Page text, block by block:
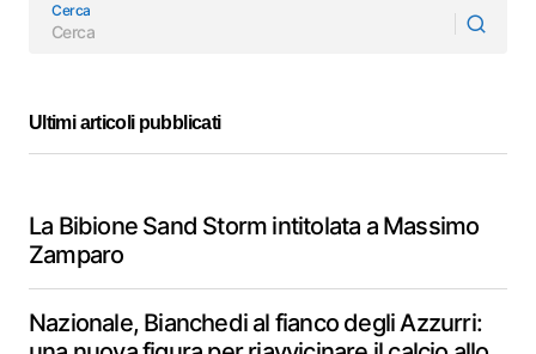
Cerca
Ultimi articoli pubblicati
La Bibione Sand Storm intitolata a Massimo
Zamparo
Nazionale, Bianchedi al fianco degli Azzurri: